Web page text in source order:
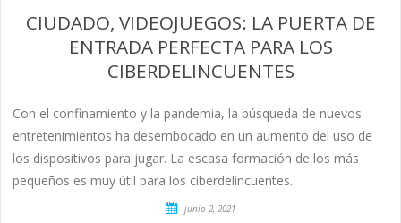
CIUDADO, VIDEOJUEGOS: LA PUERTA DE
ENTRADA PERFECTA PARA LOS
CIBERDELINCUENTES
Con el confinamiento y la pandemia, la búsqueda de nuevos
entretenimientos ha desembocado en un aumento del uso de
los dispositivos para jugar. La escasa formación de los más
pequeños es muy útil para los ciberdelincuentes.
junio 2, 2021